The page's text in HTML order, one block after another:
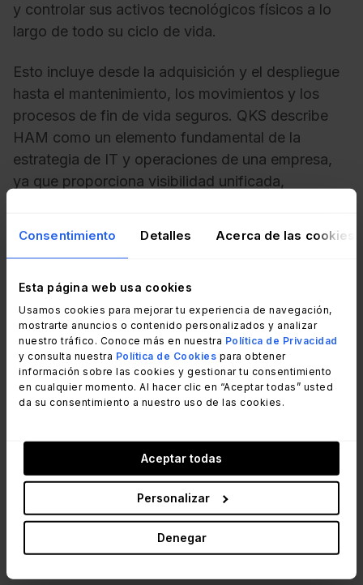
Consentimiento Detalles Acerca de las cookies
Esta página web usa cookies
Usamos cookies para mejorar tu experiencia de navegación,
mostrarte anuncios o contenido personalizados y analizar
nuestro tráfico. Conoce más en nuestra Política de Privacidad
y consulta nuestra Política de Cookies para obtener
información sobre las cookies y gestionar tu consentimiento
en cualquier momento. Al hacer clic en “Aceptar todas” usted
da su consentimiento a nuestro uso de las cookies.
Aceptar todas
Personalizar
Denegar
y controlar sus activos tecnológicos físicos a lo
largo de todo su ciclo de vida.
Esto incluye desde la adquisición y el despliegue
hasta el mantenimiento, los movimientos y los
procesos de fin de vida seguros. QKS describe
HAM como un elemento fundamental de la
estrategia de IT y operaciones de una empresa,
ya que proporciona visibilidad unificada,
InvGate en la industria de
Hardware Asset Management
Esta no es la primera vez que InvGate es
Hardware de IT.
In 2024, la empresa fue incluida como
Representative Vendor en el Gartner Market Guide
for Hardware Asset Management Tools,
destacando a InvGate Asset Management como